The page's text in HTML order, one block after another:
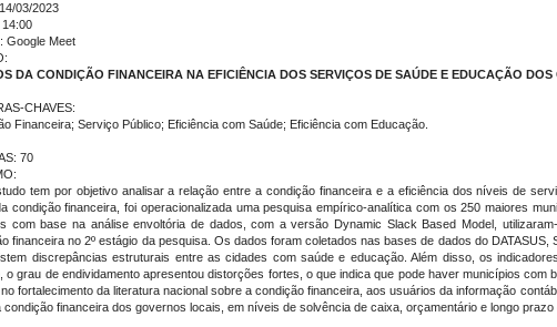
03/2023
14:00
Google Meet
DA CONDIÇÃO FINANCEIRA NA EFICIÊNCIA DOS SERVIÇOS DE SAÚDE E EDUCAÇÃO
CHAVES:
Financeira; Serviço Público; Eficiência com Saúde; Eficiência com Educação.
70
tem por objetivo analisar a relação entre a condição financeira e a eficiência dos níveis de
condição financeira, foi operacionalizada uma pesquisa empírico-analítica com os 250 maiores
com base na análise envoltória de dados, com a versão Dynamic Slack Based Model,
financeira no 2º estágio da pesquisa. Os dados foram coletados nas bases de dados do
discrepâncias estruturais entre as cidades com saúde e educação. Além disso, os
o grau de endividamento apresentou distorções fortes, o que indica que pode haver municípios
fortalecimento da literatura nacional sobre a condição financeira, aos usuários da informação
condição financeira dos governos locais, em níveis de solvência de caixa, orçamentário e longo